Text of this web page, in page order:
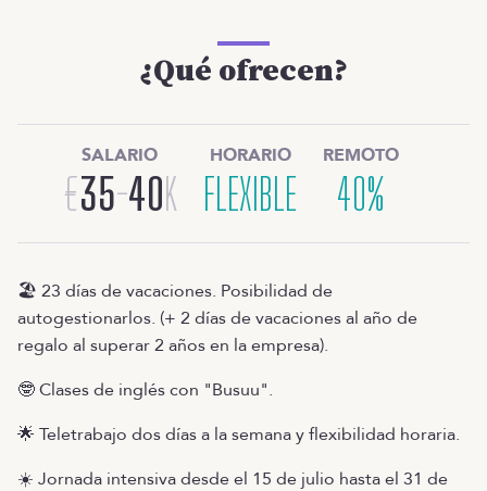
¿Qué ofrecen?
SALARIO
€35-40K
HORARIO
FLEXIBLE
REMOTO
40%
🏖️ 23 días de vacaciones. Posibilidad de
autogestionarlos. (+ 2 días de vacaciones al año de
regalo al superar 2 años en la empresa).
🤓 Clases de inglés con "Busuu".
🌟 Teletrabajo dos días a la semana y flexibilidad horaria.
☀️ Jornada intensiva desde el 15 de julio hasta el 31 de